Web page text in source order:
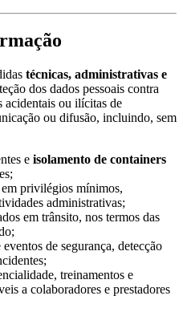
técnicas, administrativas e
dos dados pessoais contra
acidentais ou ilícitas de
ou difusão, incluindo, sem
e isolamento de containers
em privilégios mínimos,
administrativas;
em trânsito, nos termos das
de segurança, detecção
treinamentos e
a colaboradores e prestadores